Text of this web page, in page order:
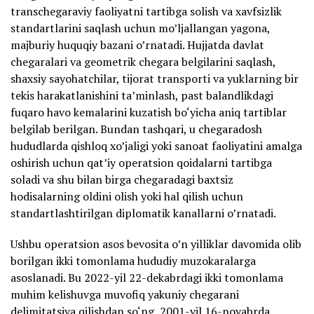
transchegaraviy faoliyatni tartibga solish va xavfsizlik
standartlarini saqlash uchun mo’ljallangan yagona,
majburiy huquqiy bazani o’rnatadi. Hujjatda davlat
chegaralari va geometrik chegara belgilarini saqlash,
shaxsiy sayohatchilar, tijorat transporti va yuklarning bir
tekis harakatlanishini ta’minlash, past balandlikdagi
fuqaro havo kemalarini kuzatish bo‘yicha aniq tartiblar
belgilab berilgan. Bundan tashqari, u chegaradosh
hududlarda qishloq xo’jaligi yoki sanoat faoliyatini amalga
oshirish uchun qat’iy operatsion qoidalarni tartibga
soladi va shu bilan birga chegaradagi baxtsiz
hodisalarning oldini olish yoki hal qilish uchun
standartlashtirilgan diplomatik kanallarni o’rnatadi.
Ushbu operatsion asos bevosita o’n yilliklar davomida olib
borilgan ikki tomonlama hududiy muzokaralarga
asoslanadi. Bu 2022-yil 22-dekabrdagi ikki tomonlama
muhim kelishuvga muvofiq yakuniy chegarani